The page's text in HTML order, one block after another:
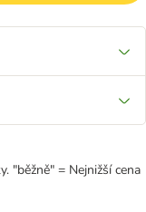
"běžně" = Nejnižší cena